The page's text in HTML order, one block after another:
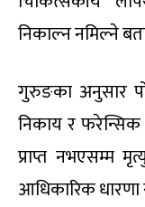
निकाल्न नमिल्ने
गुरुङका अनुसार
निकाय र
प्राप्त नभएसम्म
आधिकारिक धारणा